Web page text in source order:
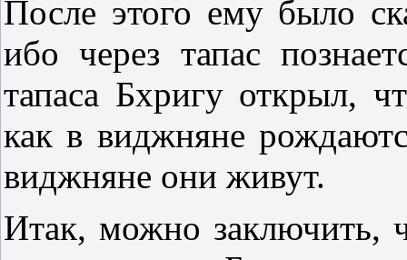
После этого ему было
ибо через тапас
тапаса Бхригу открыл,
как в виджняне
виджняне они живут.
Итак, можно заключить,